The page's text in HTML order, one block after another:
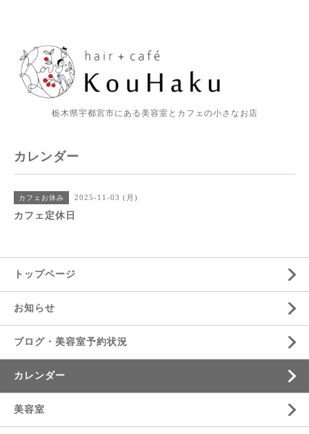
栃木県宇都宮市にある美容室とカフェの小さなお店
カレンダー
カフェお休み 2025-11-03 (月)
カフェ定休日
トップページ
お知らせ
ブログ・美容室予約状況
カレンダー
美容室